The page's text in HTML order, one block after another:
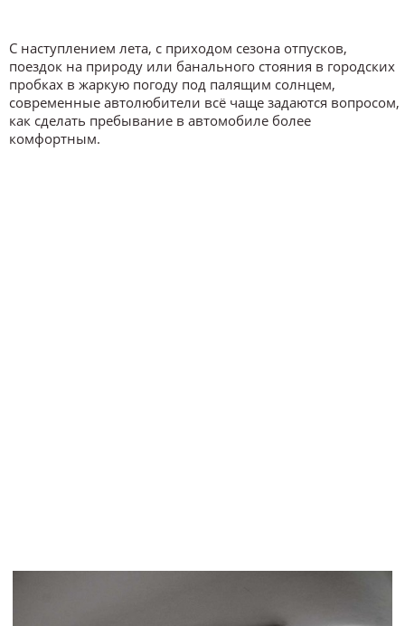
С наступлением лета, с приходом сезона отпусков,
поездок на природу или банального стояния в городских
пробках в жаркую погоду под палящим солнцем,
современные автолюбители всё чаще задаются вопросом,
как сделать пребывание в автомобиле более
комфортным.